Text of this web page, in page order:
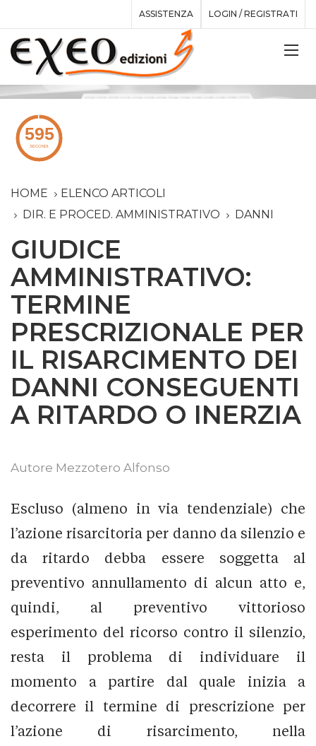
ASSISTENZA LOGIN / REGISTRATI
HOME
ELENCO ARTICOLI
DIR. E PROCED. AMMINISTRATIVO
DANNI
GIUDICE
AMMINISTRATIVO:
TERMINE
PRESCRIZIONALE PER
IL RISARCIMENTO DEI
DANNI CONSEGUENTI
A RITARDO O INERZIA
Autore Mezzotero Alfonso
Escluso (almeno in via tendenziale) che
l’azione risarcitoria per danno da silenzio e
da ritardo debba essere soggetta al
preventivo annullamento di alcun atto e,
quindi, al preventivo vittorioso
esperimento del ricorso contro il silenzio,
resta il problema di individuare il
momento a partire dal quale inizia a
decorrere il termine di prescrizione per
l’azione di risarcimento, nella